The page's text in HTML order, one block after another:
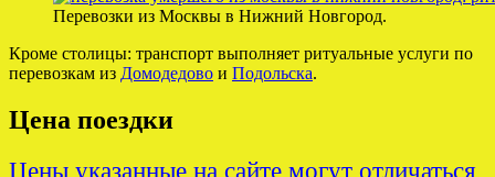
Перевозки из Москвы в Нижний Новгород.
Кроме столицы: транспорт выполняет ритуальные услуги по
перевозкам из Домодедово и Подольска.
Цена поездки
Цены указанные на сайте могут отличаться